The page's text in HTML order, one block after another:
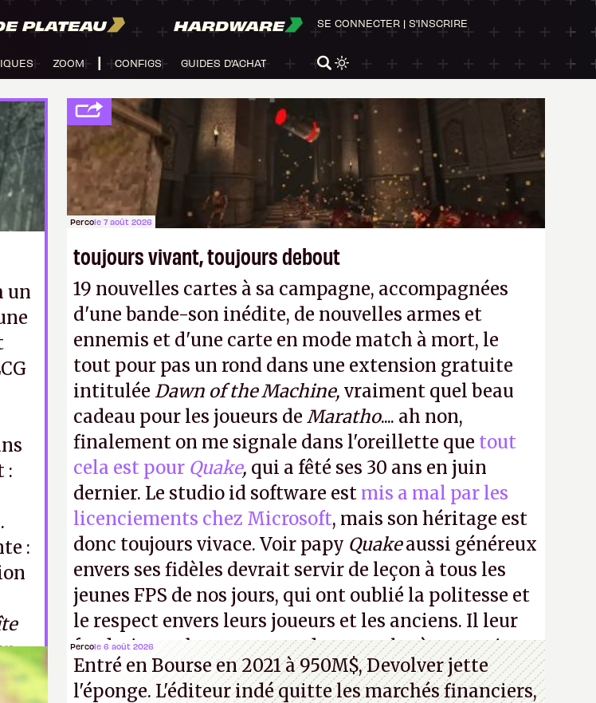
PLATEAU HARDWARE
ZOOM CONFIGS GUIDES D'ACHAT
SE CONNECTER | S'INSCRIRE
un
:
:
Percole 7 août 2026
toujours vivant, toujours debout
19 nouvelles cartes à sa campagne, accompagnées
d'une bande-son inédite, de nouvelles armes et
ennemis et d'une carte en mode match à mort, le
tout pour pas un rond dans une extension gratuite
intitulée Dawn of the Machine, vraiment quel beau
cadeau pour les joueurs de Maratho.... ah non,
finalement on me signale dans l'oreillette que tout
cela est pour Quake, qui a fêté ses 30 ans en juin
dernier. Le studio id software est mis a mal par les
licenciements chez Microsoft, mais son héritage est
donc toujours vivace. Voir papy Quakeaussi généreux
envers ses fidèles devrait servir de leçon à tous les
jeunes FPS de nos jours, qui ont oublié la politesse et
le respect envers leurs joueurs et les anciens. Il leur
faudrait une bonne guerre des consoles à ces petits
cons ! P.
Percole 6 août 2026
Entré en Bourse en 2021 à 950M$, Devolver jette
l'éponge. L'éditeur indé quitte les marchés financiers,